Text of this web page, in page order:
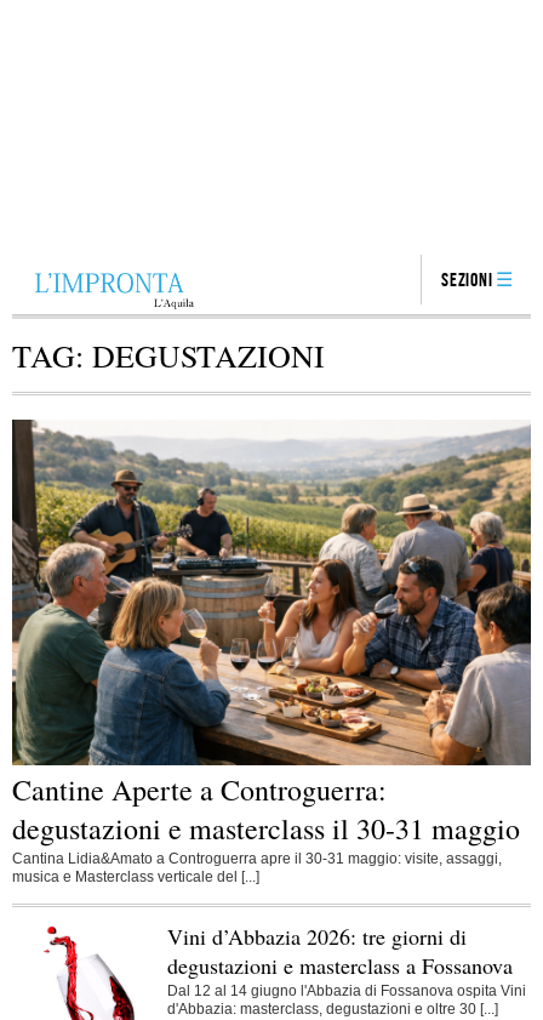
Sezioni
TAG: DEGUSTAZIONI
Cantine Aperte a Controguerra:
degustazioni e masterclass il 30-31 maggio
Cantina Lidia&Amato a Controguerra apre il 30-31 maggio: visite, assaggi,
musica e Masterclass verticale del [...]
Vini d’Abbazia 2026: tre giorni di
degustazioni e masterclass a Fossanova
Dal 12 al 14 giugno l'Abbazia di Fossanova ospita Vini
d'Abbazia: masterclass, degustazioni e oltre 30 [...]